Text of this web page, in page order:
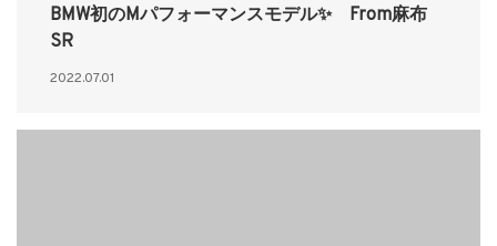
BMW初のMパフォーマンスモデル✨ From麻布
SR
2022.07.01